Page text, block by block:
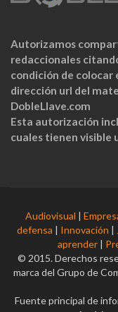
Autorizamos
redaccionales
condición de
dirección url del
DobleLlave.com
Esta autorización
cuales tienen visible
Audiovisual |
defensa | Innovación |
aprender |
© 2015. Derechos
marca del Grupo de
Fuente principal de